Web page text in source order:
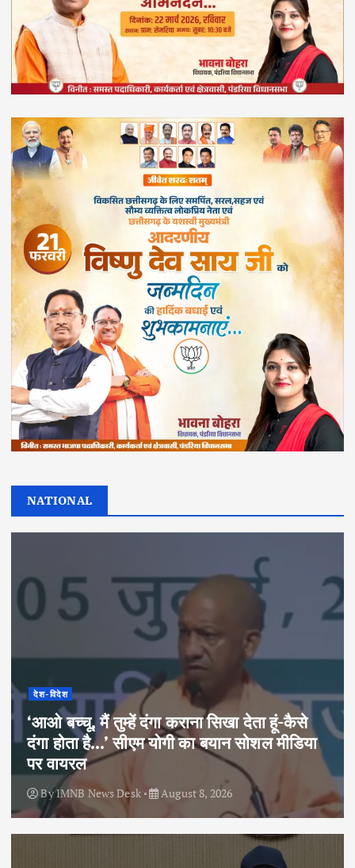
NATIONAL
देश-विदेश
‘आओ बच्चू, मैं तुम्हें दंगा कराना सिखा देता हूं-कैसे
दंगा होता है…’ सीएम योगी का बयान सोशल मीडिया
पर वायरल
ByIMNB News Desk August 8, 2026